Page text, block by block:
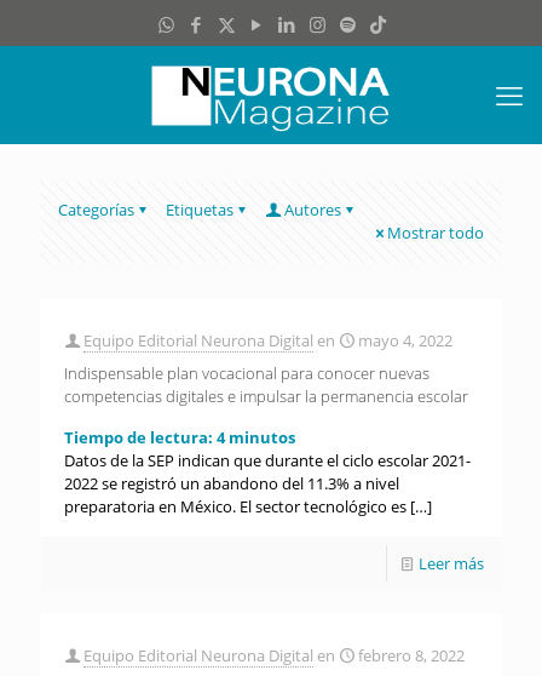
Categorías Etiquetas
Autores
Mostrar todo
Equipo Editorial Neurona Digital en
mayo 4, 2022
Indispensable plan vocacional para conocer nuevas
competencias digitales e impulsar la permanencia escolar
Tiempo de lectura: 4 minutos
Datos de la SEP indican que durante el ciclo escolar 2021-
2022 se registró un abandono del 11.3% a nivel
preparatoria en México. El sector tecnológico es […]
Leer más
Equipo Editorial Neurona Digital en
febrero 8, 2022